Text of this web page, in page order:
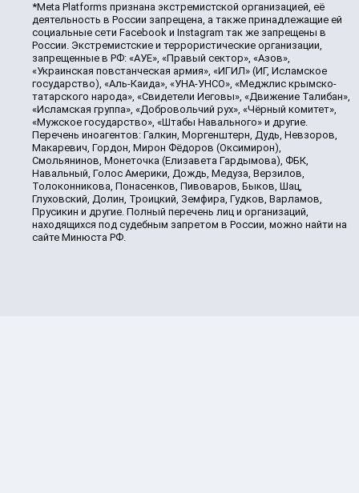
*Meta Platforms признана экстремистской организацией, её
деятельность в России запрещена, а также принадлежащие ей
социальные сети Facebook и Instagram так же запрещены в
России. Экстремистские и террористические организации,
запрещенные в РФ: «АУЕ», «Правый сектор», «Азов»,
«Украинская повстанческая армия», «ИГИЛ» (ИГ, Исламское
государство), «Аль-Каида», «УНА-УНСО», «Меджлис крымско-
татарского народа», «Свидетели Иеговы», «Движение Талибан»,
«Исламская группа», «Добровольчий рух», «Чёрный комитет»,
«Мужское государство», «Штабы Навального» и другие.
Перечень иноагентов: Галкин, Моргенштерн, Дудь, Невзоров,
Макаревич, Гордон, Мирон Фёдоров (Оксимирон),
Смольянинов, Монеточка (Елизавета Гардымова), ФБК,
Навальный, Голос Америки, Дождь, Медуза, Верзилов,
Толоконникова, Понасенков, Пивоваров, Быков, Шац,
Глуховский, Долин, Троицкий, Земфира, Гудков, Варламов,
Прусикин и другие. Полный перечень лиц и организаций,
находящихся под судебным запретом в России, можно найти на
сайте Минюста РФ.